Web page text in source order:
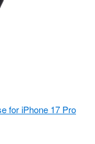
for iPhone 17 Pro